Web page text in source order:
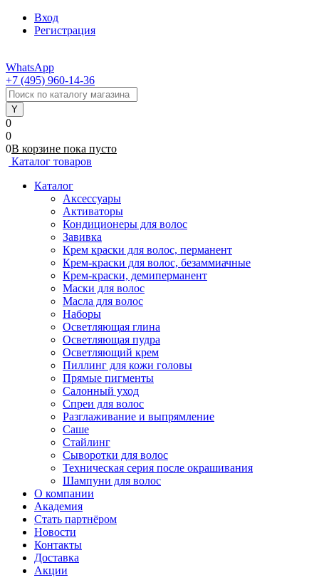
Вход
Регистрация
WhatsApp
+7 (495) 960-14-36
0
0
0В корзине пока пусто
Каталог товаров
Каталог
Аксессуары
Активаторы
Кондиционеры для волос
Завивка
Крем краски для волос, перманент
Крем-краски для волос, безаммиачные
Крем-краски, демиперманент
Маски для волос
Масла для волос
Наборы
Осветляющая глина
Осветляющая пудра
Осветляющий крем
Пиллинг для кожи головы
Прямые пигменты
Салонный уход
Спреи для волос
Разглаживание и выпрямление
Саше
Стайлинг
Сыворотки для волос
Техническая серия после окрашивания
Шампуни для волос
О компании
Академия
Стать партнёром
Новости
Контакты
Доставка
Акции